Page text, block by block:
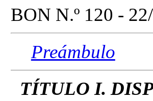
BON N.º 120 -
Preámbulo
TÍTULO I.